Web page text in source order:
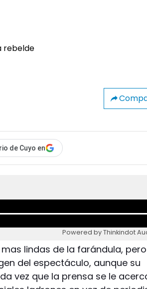
de Cuyo en
Powered by Thinkindot
lindas de la farándula, pero
del espectáculo, aunque su
vez que la prensa se le